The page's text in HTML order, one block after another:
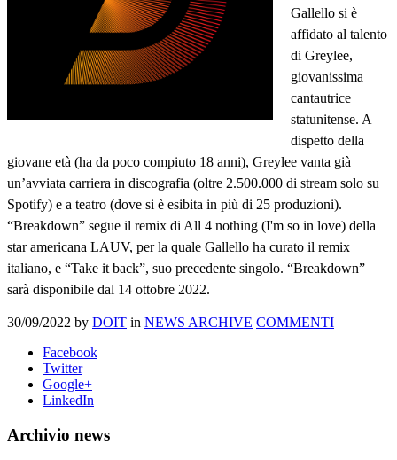
Gallello si è
affidato al talento
di Greylee,
giovanissima
cantautrice
statunitense. A
dispetto della
giovane età (ha da poco compiuto 18 anni), Greylee vanta già
un’avviata carriera in discografia (oltre 2.500.000 di stream solo su
Spotify) e a teatro (dove si è esibita in più di 25 produzioni).
“Breakdown” segue il remix di All 4 nothing (I'm so in love) della
star americana LAUV, per la quale Gallello ha curato il remix
italiano, e “Take it back”, suo precedente singolo. “Breakdown”
sarà disponibile dal 14 ottobre 2022.
30/09/2022 by DOIT in NEWS ARCHIVE COMMENTI
Facebook
Twitter
Google+
LinkedIn
Archivio news